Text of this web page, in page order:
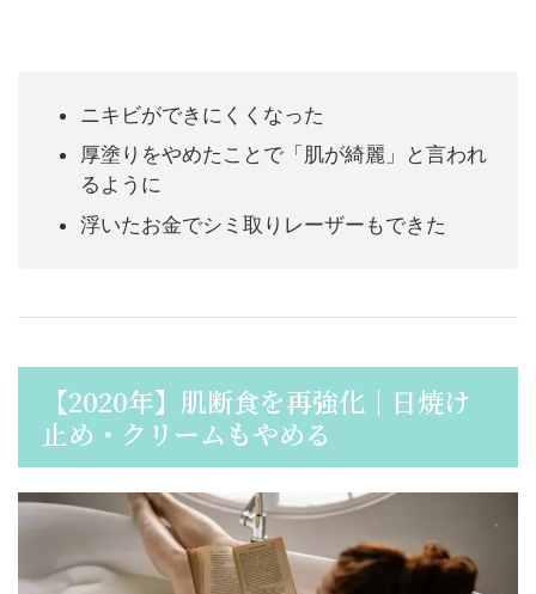
ニキビができにくくなった
厚塗りをやめたことで「肌が綺麗」と言われ
るように
浮いたお金でシミ取りレーザーもできた
【2020年】肌断食を再強化｜日焼け
止め・クリームもやめる